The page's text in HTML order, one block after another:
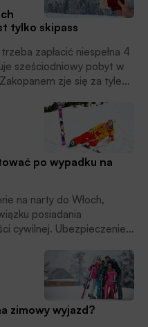
tylko skipass
zapłacić niespełna 4
sześciodniowy pobyt w
zje się za tyle
informacji prasowej
po wypadku na
na narty do Włoch,
posiadania
cywilnej. Ubezpieczenie
medycznego. Koszty
bardzo łatwo mogą
zł. Jeśli wyjeżdżamy
więcej, czytamy w
zimowy wyjazd?